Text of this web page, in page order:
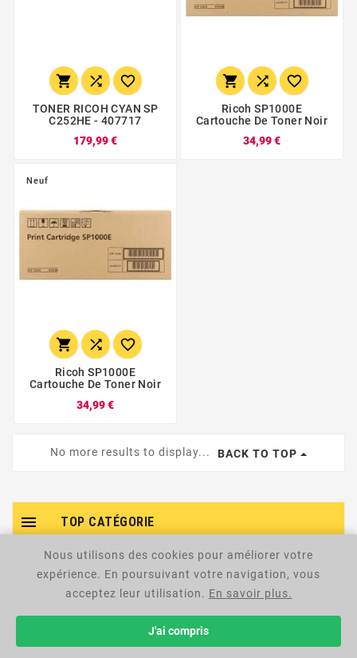
  
TONER RICOH CYAN SP
C252HE - 407717
179,99 €
  
Ricoh SP1000E
Cartouche De Toner Noir
34,99 €
Neuf
  
Ricoh SP1000E
Cartouche De Toner Noir
34,99 €
No more results to display... BACK TO TOP
TOP CATÉGORIE

Réseau 
Nous utilisons des cookies pour améliorer votre
expérience. En poursuivant votre navigation, vous
acceptez leur utilisation. En savoir plus.
J'ai compris